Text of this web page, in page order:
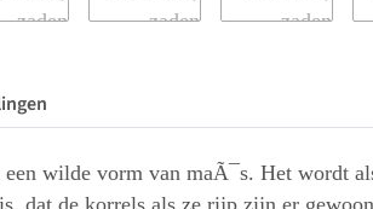
wilde vorm van maÃ¯s. Het wordt
dat de korrels als ze rijp zijn er